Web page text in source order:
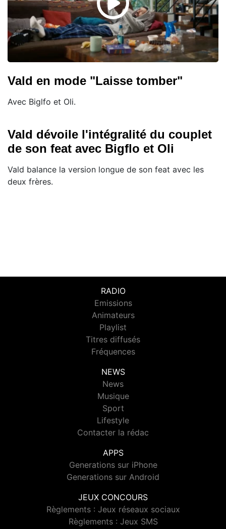
Vald en mode "Laisse tomber"
Avec Biglfo et Oli.
Vald dévoile l'intégralité du couplet
de son feat avec Bigflo et Oli
Vald balance la version longue de son feat avec les
deux frères.
RADIO
Emissions
Animateurs
Playlist
Titres diffusés
Fréquences
NEWS
News
Musique
Sport
Lifestyle
Contacter la rédac
APPS
Generations sur iPhone
Generations sur Android
JEUX CONCOURS
Règlements : Jeux réseaux sociaux
Règlements : Jeux SMS